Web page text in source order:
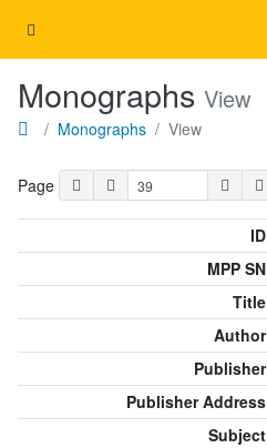
Monographs View
Monographs View
Page
ID
MPP SN
Title
Author
Publisher
Publisher Address
Subject